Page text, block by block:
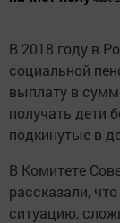
В 2018 году в
социальной
выплату в
получать дети
подкинутые в
В Комитете
рассказали,
ситуацию,